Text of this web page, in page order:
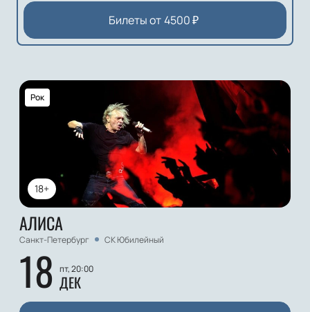
Билеты от4500₽
18+
Рок
АЛИСА
Санкт-Петербург СК Юбилейный
18 пт, 20:00
ДЕК